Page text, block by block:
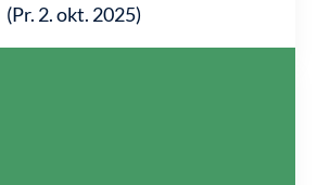
(Pr. 2. okt. 2025)